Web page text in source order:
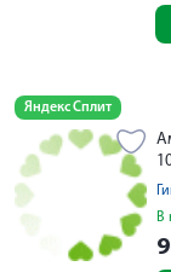
Яндекс Сплит
В